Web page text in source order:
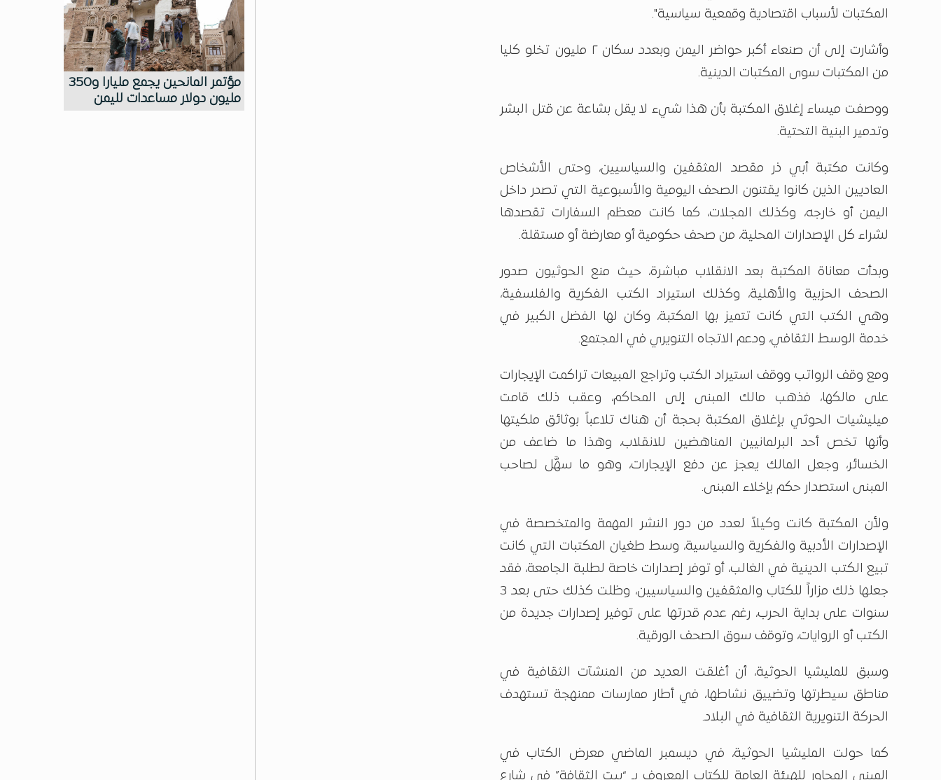
المكتبات لأسباب اقتصادية وقمعية سياسية".
وأشارت إلى أن صنعاء أكبر حواضر اليمن وبعدد سكان ٢ مليون تخلو كليا
من المكتبات سوى المكتبات الدينية.
ووصفت ميساء إغلاق المكتبة بأن هذا شيء لا يقل بشاعة عن قتل البشر
وتدمير البنية التحتية.
وكانت مكتبة أبي ذر مقصد المثقفين والسياسيين، وحتى الأشخاص
العاديين الذين كانوا يقتنون الصحف اليومية والأسبوعية التي تصدر داخل
اليمن أو خارجه، وكذلك المجلات، كما كانت معظم السفارات تقصدها
لشراء كل الإصدارات المحلية، من صحف حكومية أو معارضة أو مستقلة.
وبدأت معاناة المكتبة بعد الانقلاب مباشرة، حيث منع الحوثيون صدور
الصحف الحزبية والأهلية، وكذلك استيراد الكتب الفكرية والفلسفية،
وهي الكتب التي كانت تتميز بها المكتبة، وكان لها الفضل الكبير في
خدمة الوسط الثقافي، ودعم الاتجاه التنويري في المجتمع.
ومع وقف الرواتب ووقف استيراد الكتب وتراجع المبيعات تراكمت الإيجارات
على مالكها، فذهب مالك المبنى إلى المحاكم، وعقب ذلك قامت
ميليشيات الحوثي بإغلاق المكتبة بحجة أن هناك تلاعباً بوثائق ملكيتها
وأنها تخص أحد البرلمانيين المناهضين للانقلاب، وهذا ما ضاعف من
الخسائر، وجعل المالك يعجز عن دفع الإيجارات، وهو ما سهَّل لصاحب
المبنى استصدار حكم بإخلاء المبنى.
ولأن المكتبة كانت وكيلاً لعدد من دور النشر المهمة والمتخصصة في
الإصدارات الأدبية والفكرية والسياسية، وسط طغيان المكتبات التي كانت
تبيع الكتب الدينية في الغالب، أو توفر إصدارات خاصة لطلبة الجامعة، فقد
جعلها ذلك مزاراً للكتاب والمثقفين والسياسيين، وظلت كذلك حتى بعد 3
سنوات على بداية الحرب، رغم عدم قدرتها على توفير إصدارات جديدة من
الكتب أو الروايات، وتوقف سوق الصحف الورقية.
وسبق للمليشيا الحوثية، أن أغلقت العديد من المنشآت الثقافية في
مناطق سيطرتها وتضييق نشاطها، في أطار ممارسات ممنهجة تستهدف
الحركة التنويرية الثقافية في البلاد.
كما حولت المليشيا الحوثية، في ديسمبر الماضي معرض الكتاب في
المبنى المجاور للهيئة العامة للكتاب المعروف بـ “بيت الثقافة” في شارع
مؤتمر المانحين يجمع مليارا و350
مليون دولار مساعدات لليمن